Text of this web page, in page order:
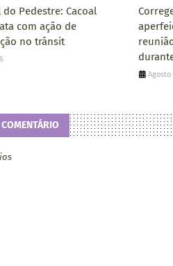
do Pedestre: Cacoal
com ação de
no trânsit
Agosto